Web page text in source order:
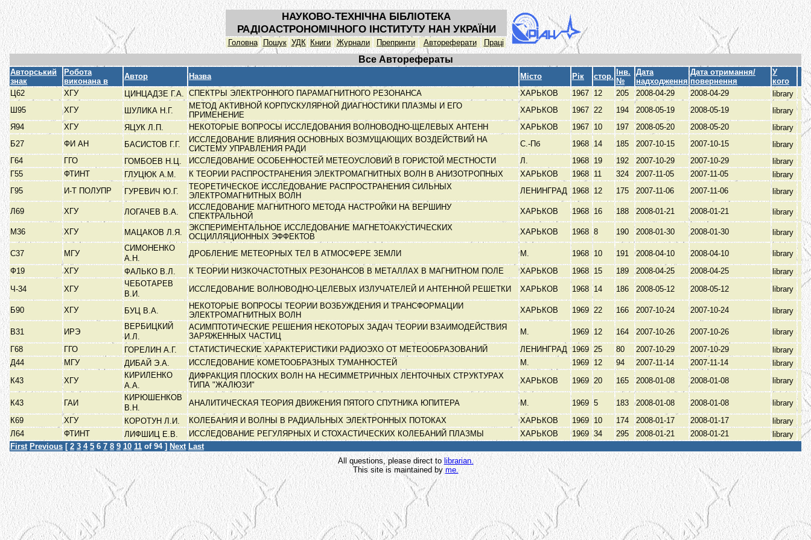
НАУКОВО-ТЕХНІЧНА БІБЛІОТЕКА
РАДІОАСТРОНОМІЧНОГО ІНСТИТУТУ НАН УКРАЇНИ
Головна Пошук УДК Книги Журнали Препринти Автореферати Праці
Все Авторефераты
Авторський
знак
Робота
виконана в
Автор Назва Місто Рік стор.
Інв.
№
Дата
надходження
Дата отримання/
повернення
У
кого
Ц62
ХГУ ЦИНЦАДЗЕ Г.А. СПЕКТРЫ ЭЛЕКТРОННОГО ПАРАМАГНИТНОГО РЕЗОНАНСА ХАРЬКОВ 1967 12 205 2008-04-29 2008-04-29
library
Ш95
ХГУ ШУЛИКА Н.Г.
МЕТОД АКТИВНОЙ КОРПУСКУЛЯРНОЙ ДИАГНОСТИКИ ПЛАЗМЫ И ЕГО
ПРИМЕНЕНИЕ
ХАРЬКОВ 1967 22 194 2008-05-19 2008-05-19
library
Я94
ХГУ ЯЦУК Л.П. НЕКОТОРЫЕ ВОПРОСЫ ИССЛЕДОВАНИЯ ВОЛНОВОДНО-ЩЕЛЕВЫХ АНТЕНН ХАРЬКОВ 1967 10 197 2008-05-20 2008-05-20
library
Б27
ФИ АН БАСИСТОВ Г.Г.
ИССЛЕДОВАНИЕ ВЛИЯНИЯ ОСНОВНЫХ ВОЗМУЩАЮЩИХ ВОЗДЕЙСТВИЙ НА
СИСТЕМУ УПРАВЛЕНИЯ РАДИ
С.-Пб 1968 14 185 2007-10-15 2007-10-15
library
Г64
ГГО ГОМБОЕВ Н.Ц. ИССЛЕДОВАНИЕ ОСОБЕННОСТЕЙ МЕТЕОУСЛОВИЙ В ГОРИСТОЙ МЕСТНОСТИ Л. 1968 19 192 2007-10-29 2007-10-29
library
Г55
ФТИНТ ГЛУЦЮК А.М. К ТЕОРИИ РАСПРОСТРАНЕНИЯ ЭЛЕКТРОМАГНИТНЫХ ВОЛН В АНИЗОТРОПНЫХ ХАРЬКОВ 1968 11 324 2007-11-05 2007-11-05
library
Г95
И-Т ПОЛУПР ГУРЕВИЧ Ю.Г.
ТЕОРЕТИЧЕСКОЕ ИССЛЕДОВАНИЕ РАСПРОСТРАНЕНИЯ СИЛЬНЫХ
ЭЛЕКТРОМАГНИТНЫХ ВОЛН
ЛЕНИНГРАД 1968 12 175 2007-11-06 2007-11-06 library
Л69 ХГУ ЛОГАЧЕВ В.А.
ИССЛЕДОВАНИЕ МАГНИТНОГО МЕТОДА НАСТРОЙКИ НА ВЕРШИНУ
СПЕКТРАЛЬНОЙ
ХАРЬКОВ 1968 16 188 2008-01-21 2008-01-21 library
М36 ХГУ МАЦАКОВ Л.Я.
ЭКСПЕРИМЕНТАЛЬНОЕ ИССЛЕДОВАНИЕ МАГНЕТОАКУСТИЧЕСКИХ
ОСЦИЛЛЯЦИОННЫХ ЭФФЕКТОВ
ХАРЬКОВ 1968 8 190 2008-01-30 2008-01-30 library
С37 МГУ
СИМОНЕНКО
А.Н.
ДРОБЛЕНИЕ МЕТЕОРНЫХ ТЕЛ В АТМОСФЕРЕ ЗЕМЛИ М. 1968 10 191 2008-04-10 2008-04-10
library
Ф19
ХГУ ФАЛЬКО В.Л. К ТЕОРИИ НИЗКОЧАСТОТНЫХ РЕЗОНАНСОВ В МЕТАЛЛАХ В МАГНИТНОМ ПОЛЕ ХАРЬКОВ 1968 15 189 2008-04-25 2008-04-25
library
Ч-34
ХГУ
ЧЕБОТАРЕВ
В.И.
ИССЛЕДОВАНИЕ ВОЛНОВОДНО-ЦЕЛЕВЫХ ИЗЛУЧАТЕЛЕЙ И АНТЕННОЙ РЕШЕТКИ ХАРЬКОВ 1968 14 186 2008-05-12 2008-05-12 library
Б90 ХГУ БУЦ В.А.
НЕКОТОРЫЕ ВОПРОСЫ ТЕОРИИ ВОЗБУЖДЕНИЯ И ТРАНСФОРМАЦИИ
ЭЛЕКТРОМАГНИТНЫХ ВОЛН
ХАРЬКОВ 1969 22 166 2007-10-24 2007-10-24 library
В31 ИРЭ
ВЕРБИЦКИЙ
И.Л.
АСИМПТОТИЧЕСКИЕ РЕШЕНИЯ НЕКОТОРЫХ ЗАДАЧ ТЕОРИИ ВЗАИМОДЕЙСТВИЯ
ЗАРЯЖЕННЫХ ЧАСТИЦ
М. 1969 12 164 2007-10-26 2007-10-26
library
Г68
ГГО ГОРЕЛИН А.Г. СТАТИСТИЧЕСКИЕ ХАРАКТЕРИСТИКИ РАДИОЭХО ОТ МЕТЕООБРАЗОВАНИЙ ЛЕНИНГРАД 1969 25 80 2007-10-29 2007-10-29
library
Д44
МГУ ДИБАЙ Э.А. ИССЛЕДОВАНИЕ КОМЕТООБРАЗНЫХ ТУМАННОСТЕЙ М. 1969 12 94 2007-11-14 2007-11-14
library
К43
ХГУ
КИРИЛЕНКО
А.А.
ДИФРАКЦИЯ ПЛОСКИХ ВОЛН НА НЕСИММЕТРИЧНЫХ ЛЕНТОЧНЫХ СТРУКТУРАХ
ТИПА "ЖАЛЮЗИ"
ХАРЬКОВ 1969 20 165 2008-01-08 2008-01-08 library
К43 ГАИ
КИРЮШЕНКОВ
В.Н.
АНАЛИТИЧЕСКАЯ ТЕОРИЯ ДВИЖЕНИЯ ПЯТОГО СПУТНИКА ЮПИТЕРА М. 1969 5 183 2008-01-08 2008-01-08
library
К69
ХГУ КОРОТУН Л.И. КОЛЕБАНИЯ И ВОЛНЫ В РАДИАЛЬНЫХ ЭЛЕКТРОННЫХ ПОТОКАХ ХАРЬКОВ 1969 10 174 2008-01-17 2008-01-17
library
Л64
ФТИНТ ЛИФШИЦ Е.В. ИССЛЕДОВАНИЕ РЕГУЛЯРНЫХ И СТОХАСТИЧЕСКИХ КОЛЕБАНИЙ ПЛАЗМЫ ХАРЬКОВ 1969 34 295 2008-01-21 2008-01-21
library
First Previous [ 2 3 4 5 6 7 8 9 10 11 of 94 ] Next Last
All questions, please direct to librarian.
This site is maintained by me.